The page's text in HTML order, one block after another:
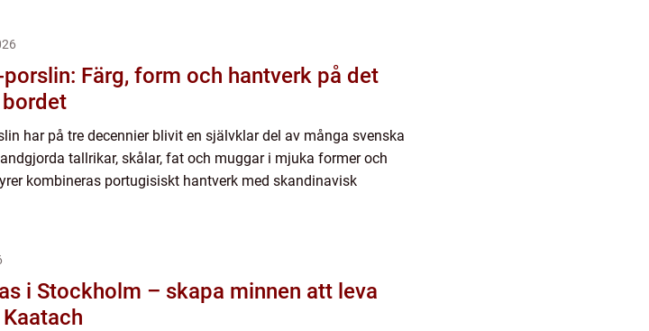
Färg, form och hantverk på det
har på tre decennier blivit en självklar del av många svenska
tallrikar, skålar, fat och muggar i mjuka former och
kombineras portugisiskt hantverk med skandinavisk
i Stockholm – skapa minnen att leva